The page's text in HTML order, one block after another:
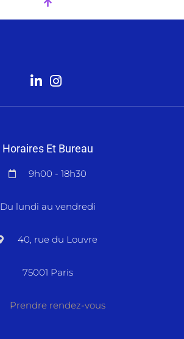
Horaires Et Bureau
9h00 - 18h30
Du lundi au vendredi
40, rue du Louvre
75001 Paris
Prendre rendez-vous